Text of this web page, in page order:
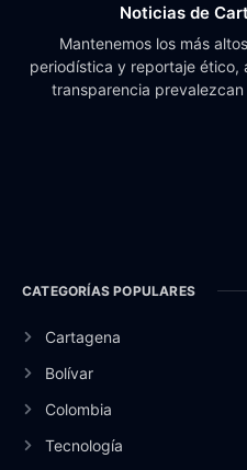
Noticias de
Mantenemos los más
periodística y reportaje ético,
transparencia
CATEGORÍAS POPULARES
Cartagena
Bolívar
Colombia
Tecnología